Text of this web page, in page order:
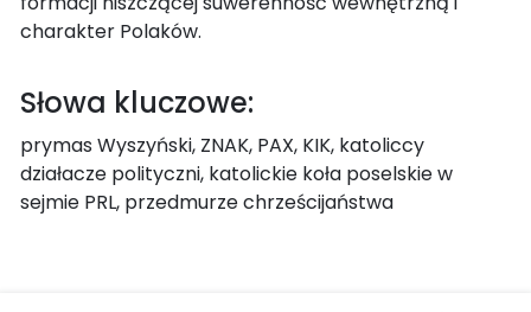
charakter Polaków.
Słowa kluczowe:
prymas Wyszyński, ZNAK, PAX, KIK, katoliccy
działacze polityczni, katolickie koła poselskie w
sejmie PRL, przedmurze chrześcijaństwa